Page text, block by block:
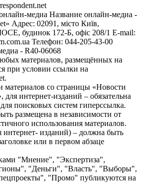
медиа Название онлайн-медиа -
Адрес: 02091, місто Київ,
будинок 172-Б, офіс 208/1 E-mail:
Телефон: 044-205-43-00
- R40-06068
материалов, размещённых на
при условии ссылки на
материалов со страницы «Новости
интернет-изданий – обязательна
поисковых систем гиперссылка.
размещена в независимости от
использования материалов.
интернет- изданий) – должна быть
или в первом абзаце
"Мнение", "Экспертиза",
"Деньги", "Власть", "Выборы",
"Промо" публикуются на